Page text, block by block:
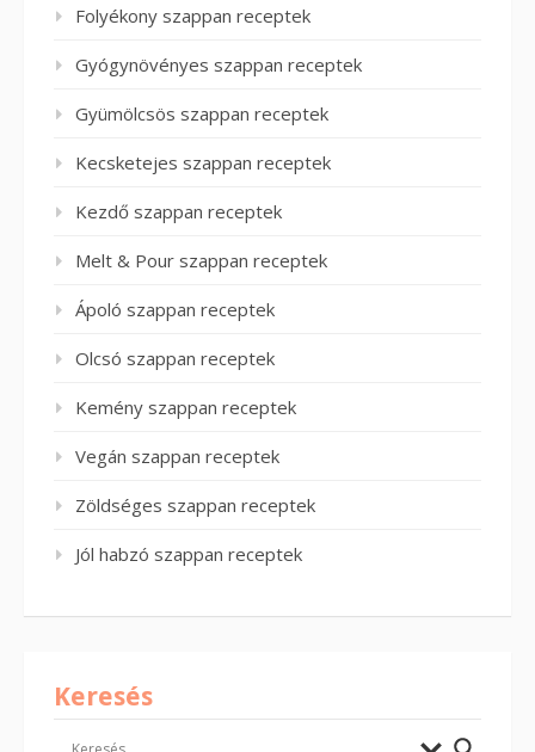
Folyékony szappan receptek
Gyógynövényes szappan receptek
Gyümölcsös szappan receptek
Kecsketejes szappan receptek
Kezdő szappan receptek
Melt & Pour szappan receptek
Ápoló szappan receptek
Olcsó szappan receptek
Kemény szappan receptek
Vegán szappan receptek
Zöldséges szappan receptek
Jól habzó szappan receptek
Keresés